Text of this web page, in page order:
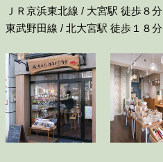
ＪＲ京浜東北線 / 大宮駅 徒歩８分
東武野田線 / 北大宮駅 徒歩１８分